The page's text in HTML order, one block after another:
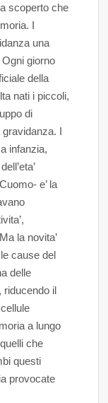
scoperto che
I
una
giorno
della
nati i piccoli,
di
I
infanzia,
e’ la
la novita’
cause del
delle
riducendo il
a lungo
che
questi
provocate